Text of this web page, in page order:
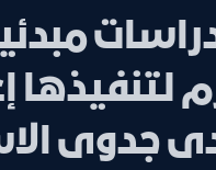
جدوى